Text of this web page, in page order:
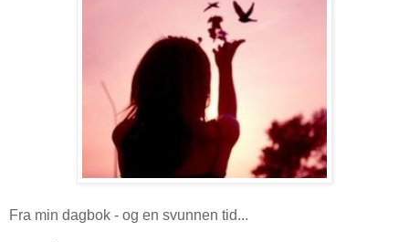
Fra min dagbok - og en svunnen tid...